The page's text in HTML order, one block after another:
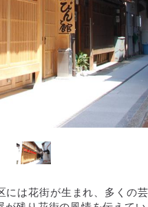
は花街が生まれ、多くの